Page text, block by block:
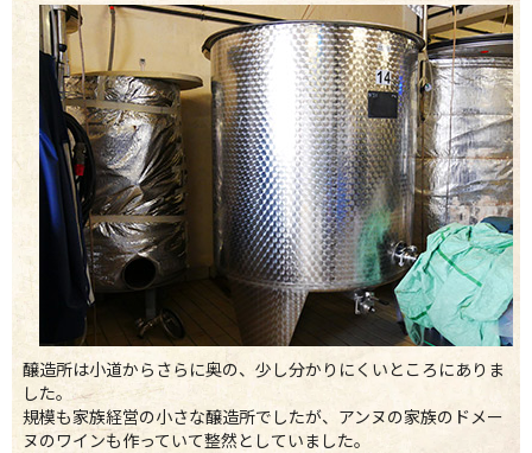
醸造所は小道からさらに奥の、少し分かりにくいところにありま
した。
規模も家族経営の小さな醸造所でしたが、アンヌの家族のドメー
ヌのワインも作っていて整然としていました。